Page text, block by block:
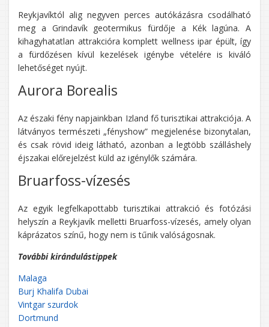
Reykjavíktól alig negyven perces autókázásra csodálható
meg a Grindavík geotermikus fürdője a Kék lagúna. A
kihagyhatatlan attrakcióra komplett wellness ipar épült, így
a fürdőzésen kívül kezelések igénybe vételére is kiváló
lehetőséget nyújt.
Aurora Borealis
Az északi fény napjainkban Izland fő turisztikai attrakciója. A
látványos természeti „fényshow” megjelenése bizonytalan,
és csak rövid ideig látható, azonban a legtöbb szálláshely
éjszakai előrejelzést küld az igénylők számára.
Bruarfoss-vízesés
Az egyik legfelkapottabb turisztikai attrakció és fotózási
helyszín a Reykjavík melletti Bruarfoss-vízesés, amely olyan
káprázatos színű, hogy nem is tűnik valóságosnak.
További kirándulástippek
Malaga
Burj Khalifa Dubai
Vintgar szurdok
Dortmund